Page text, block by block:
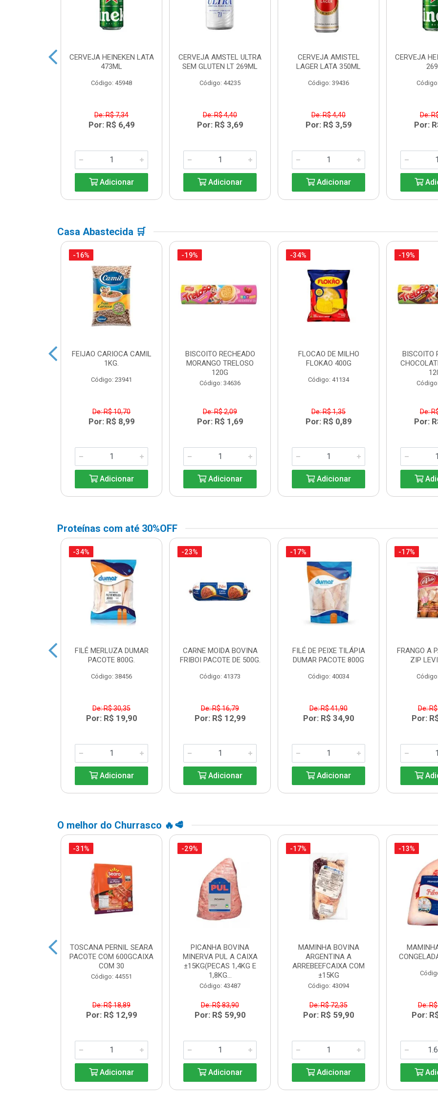
CERVEJA HEINEKEN LATA
473ML
Código: 45948
De: R$ 7,34
Por: R$ 6,49
Adicionar
CERVEJA AMSTEL ULTRA
SEM GLUTEN LT 269ML
Código: 44235
De: R$ 4,40
Por: R$ 3,69
Adicionar
CERVEJA AMISTEL
LAGER LATA 350ML
Código: 39436
De: R$ 4,40
Por: R$ 3,59
Adicionar
CERVEJA
De:
Por:
Casa Abastecida 🛒
-16%
FEIJAO CARIOCA CAMIL
1KG.
Código: 23941
De: R$ 10,70
Por: R$ 8,99
Adicionar
-19%
BISCOITO RECHEADO
MORANGO TRELOSO
120G
Código: 34636
De: R$ 2,09
Por: R$ 1,69
Adicionar
-34%
FLOCAO DE MILHO
FLOKAO 400G
Código: 41134
De: R$ 1,35
Por: R$ 0,89
Adicionar
-19%
BISCOITO
De:
Por:
Proteínas com até 30%OFF
-34%
FILÉ MERLUZA DUMAR
PACOTE 800G.
Código: 38456
De: R$ 30,35
Por: R$ 19,90
Adicionar
-23%
CARNE MOIDA BOVINA
FRIBOI PACOTE DE 500G.
Código: 41373
De: R$ 16,79
Por: R$ 12,99
Adicionar
-17%
FILÉ DE PEIXE TILÁPIA
DUMAR PACOTE 800G
Código: 40034
De: R$ 41,90
Por: R$ 34,90
Adicionar
-17%
FRANGO A
ZIP
De:
Por:
O melhor do Churrasco 🔥🥩
-31%
TOSCANA PERNIL SEARA
PACOTE COM 600GCAIXA
COM 30
Código: 44551
De: R$ 18,89
Por: R$ 12,99
Adicionar
-29%
PICANHA BOVINA
MINERVA PUL A CAIXA
±15KG(PECAS 1,4KG E
1,8KG...
Código: 43487
De: R$ 83,90
Por: R$ 59,90
Adicionar
-17%
MAMINHA BOVINA
ARGENTINA A
ARREBEEFCAIXA COM
±15KG
Código: 43094
De: R$ 72,35
Por: R$ 59,90
Adicionar
-13%
De:
Por: